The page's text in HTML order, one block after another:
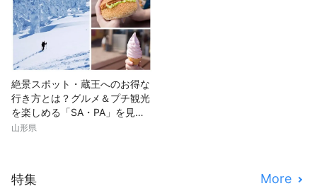
絶景スポット・蔵王へのお得な
行き方とは？グルメ＆プチ観光
を楽しめる「SA・PA」を見逃
すな！
山形県
特集 More